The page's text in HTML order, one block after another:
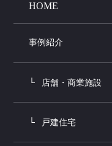
HOME
事例紹介
店舗・商業施設
戸建住宅